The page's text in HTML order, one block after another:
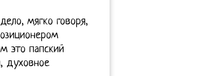
мягко говоря,
это папский
духовное